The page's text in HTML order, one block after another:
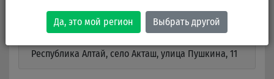
В клинике работает 1 врач
Республика Алтай, село Акташ, улица Пушкина, 11
Да, это мой регион Выбрать другой